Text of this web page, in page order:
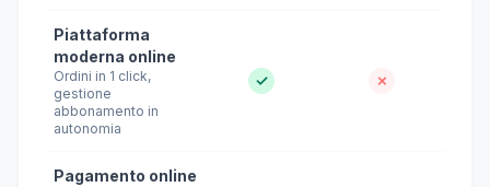
Piattaforma
moderna online
Ordini in 1 click,
gestione
abbonamento in
autonomia
✓ ✗
Pagamento online